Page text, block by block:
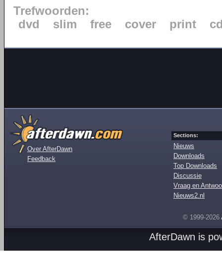
Trefwoorden:
dvd
slim free cover print
Over AfterDawn
Feedback
Sections:
Nieuws
Downloads
Top Downloads
Discussie
Vraag en
Nieuws2.nl
© 1999-2026
AfterDawn is